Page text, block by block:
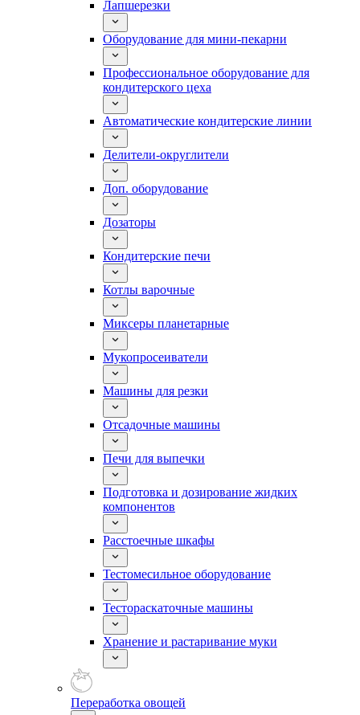
Лапшерезки
Оборудование для мини-пекарни
Профессиональное оборудование для
кондитерского цеха
Автоматические кондитерские линии
Делители-округлители
Доп. оборудование
Дозаторы
Кондитерские печи
Котлы варочные
Миксеры планетарные
Мукопросеиватели
Машины для резки
Отсадочные машины
Печи для выпечки
Подготовка и дозирование жидких
компонентов
Расстоечные шкафы
Тестомесильное оборудование
Тестораскаточные машины
Хранение и растаривание муки
Переработка овощей